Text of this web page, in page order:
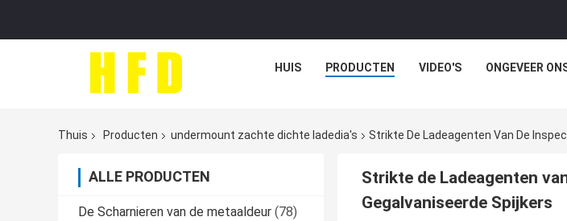
HUIS PRODUCTEN VIDEO'S ONGEVEER
Thuis Producten undermount zachte dichte ladedia's Strikte De Ladeagenten Van De
ALLE PRODUCTEN
De Scharnieren van de metaaldeur (78)
Strikte de Ladeagenten
Gegalvaniseerde Spijkers